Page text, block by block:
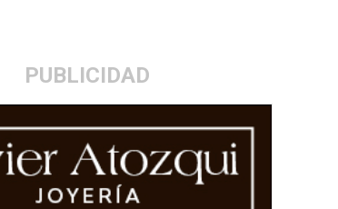
PUBLICIDAD